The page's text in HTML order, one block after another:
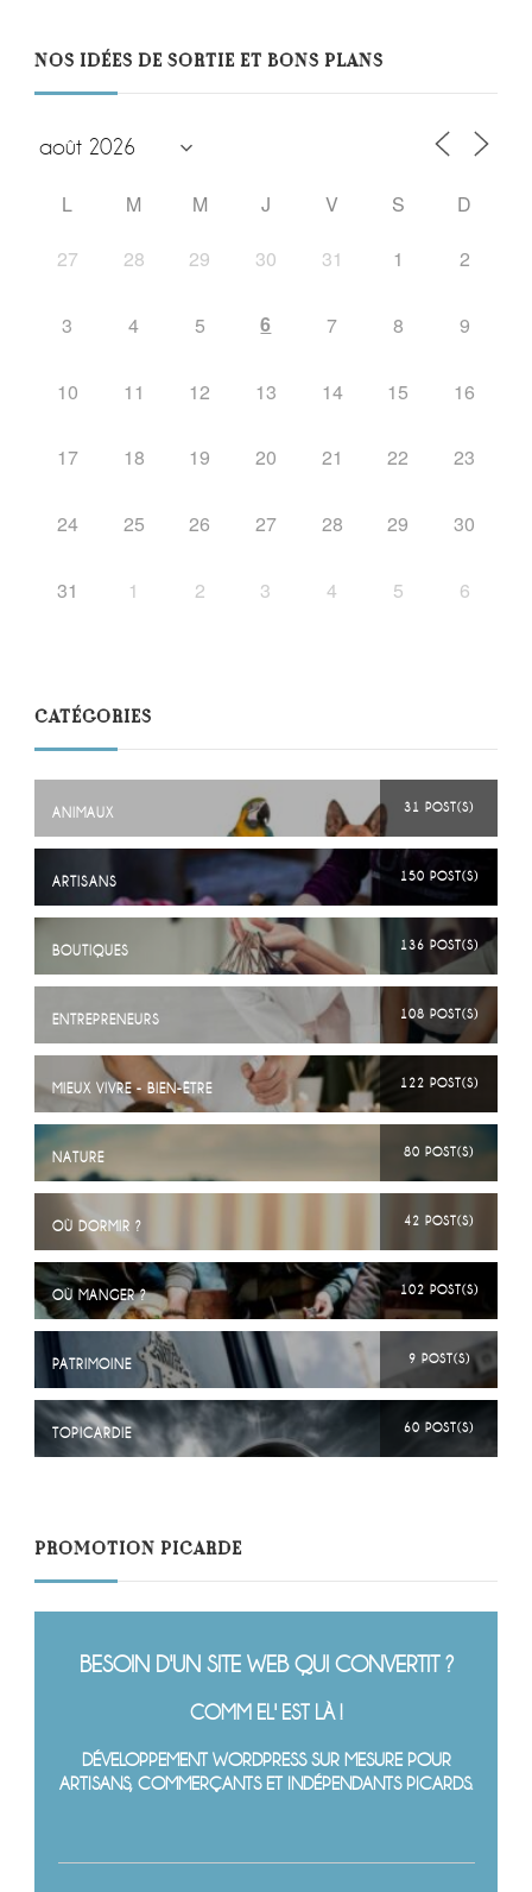
NOS IDÉES DE SORTIE ET BONS PLANS
L M M J V S
D
27
28 29 30 31 1 2
3 4 5 6 7 8 9
10 11 12 13 14 15 16
17 18 19 20 21 22 23
24 25 26 27 28 29 30
31 1 2 3 4 5 6
CATÉGORIES
ANIMAUX 31 POST(S)
ARTISANS 150 POST(S)
BOUTIQUES 136 POST(S)
ENTREPRENEURS 108 POST(S)
MIEUX VIVRE - BIEN-ÊTRE 122 POST(S)
NATURE 80 POST(S)
OÙ DORMIR ? 42 POST(S)
OÙ MANGER ? 102 POST(S)
PATRIMOINE 9 POST(S)
TOPICARDIE 60 POST(S)
PROMOTION PICARDE
BESOIN D'UN SITE WEB QUI CONVERTIT ?
COMM EL' EST LÀ !
DÉVELOPPEMENT WORDPRESS SUR MESURE POUR
ARTISANS, COMMERÇANTS ET INDÉPENDANTS PICARDS.